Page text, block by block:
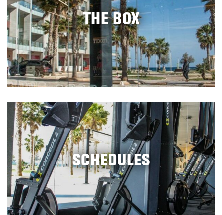
THE BOX
SCHEDULES